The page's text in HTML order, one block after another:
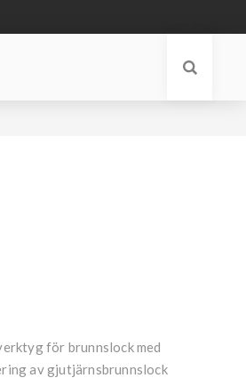
för brunnslock med
av gjutjärnsbrunnslock